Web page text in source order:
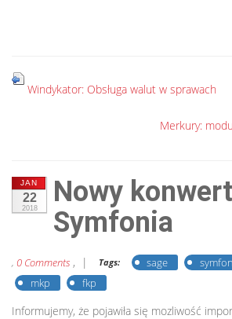
Windykator: Obsługa walut w sprawach
Merkury:
JAN
22
2018
Nowy
Symfonia
, 0 Comments , | Tags: sage
mkp
fkp
Informujemy, że pojawiła się mozliwość